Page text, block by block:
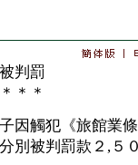
判罰
＊＊
觸犯《旅館業條
別被判罰款２,５